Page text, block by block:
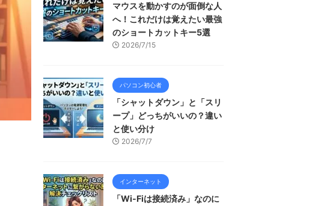
マウスを動かすのが面倒な人
へ！これだけは覚えたい最強
のショートカットキー5選
2026/7/15
パソコン初心者
「シャットダウン」と「スリ
ープ」どっちがいいの？違い
と使い分け
2026/7/7
インターネット
「Wi-Fiは接続済み」なのに